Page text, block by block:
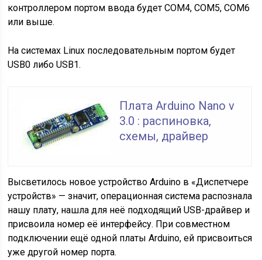
контроллером портом ввода будет COM4, COM5, COM6
или выше.
На системах Linux последовательным портом будет
USB0 либо USB1.
Плата Arduino Nano v
3.0 : распиновка,
схемы, драйвер
Высветилось новое устройство Arduino в «Диспетчере
устройств» — значит, операционная система распознала
нашу плату, нашла для неё подходящий USB-драйвер и
присвоила номер её интерфейсу. При совместном
подключении ещё одной платы Arduino, ей присвоиться
уже другой номер порта.